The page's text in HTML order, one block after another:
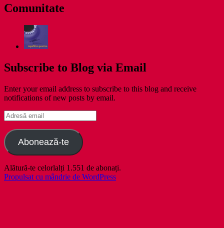
Comunitate
Subscribe to Blog via Email
Enter your email address to subscribe to this blog and receive
notifications of new posts by email.
Adresă
email
Abonează-te
Alătură-te celorlalți 1.551 de abonați.
Propulsat cu mândrie de WordPress